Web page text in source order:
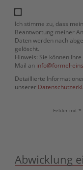
Ich stimme zu, dass
Beantwortung meiner
Daten werden nach
gelöscht.
Hinweis: Sie können
Mail an info@formel-
Detaillierte
unserer
Felder mit *
Abwicklung